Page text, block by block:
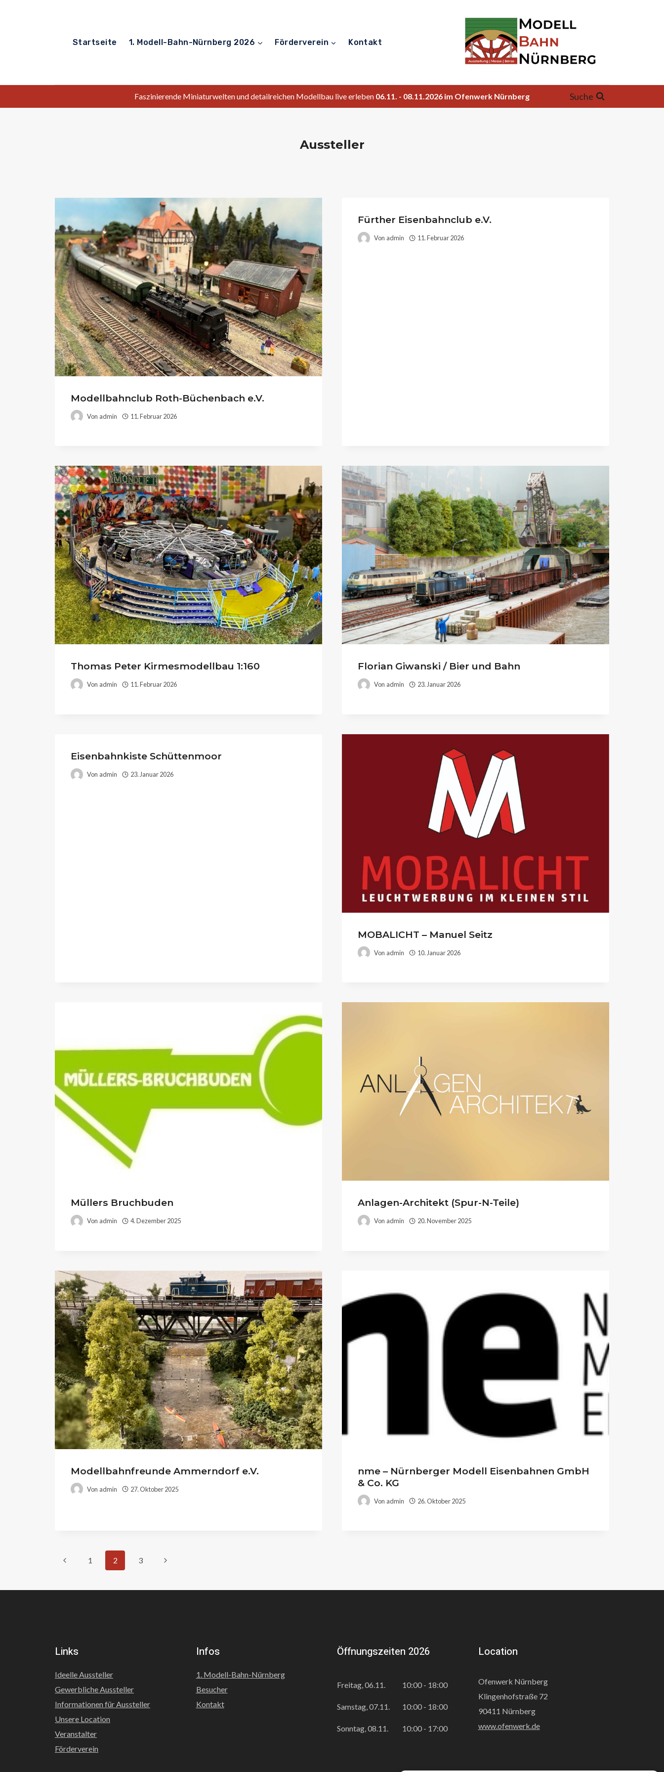
Startseite 1. Modell-Bahn-Nürnberg 2026 Förderverein Kontakt
Faszinierende Miniaturwelten und detailreichen Modellbau live erleben 06.11. - 08.11.2026 im Ofenwerk Nürnberg Suche
Aussteller
Modellbahnclub Roth-Büchenbach e.V.
Von admin 11. Februar 2026
Fürther Eisenbahnclub e.V.
Von admin 11. Februar 2026
Thomas Peter Kirmesmodellbau 1:160
Von admin 11. Februar 2026
Florian Giwanski / Bier und Bahn
Von admin 23. Januar 2026
Eisenbahnkiste Schüttenmoor
Von admin 23. Januar 2026
MOBALICHT – Manuel Seitz
Von admin 10. Januar 2026
Müllers Bruchbuden
Von admin 4. Dezember 2025
Anlagen-Architekt (Spur-N-Teile)
Von admin 20. November 2025
Modellbahnfreunde Ammerndorf e.V.
Von admin 27. Oktober 2025
nme – Nürnberger Modell Eisenbahnen GmbH
& Co. KG
Von admin 26. Oktober 2025
Seitennavigation
Vorherige
1 2 3
Nächste
Links
Ideelle Aussteller
Gewerbliche Aussteller
Informationen für Aussteller
Unsere Location
Veranstalter
Förderverein
Infos
1. Modell-Bahn-Nürnberg
Besucher
Kontakt
Öffnungszeiten 2026
Freitag, 06.11. 10:00 - 18:00
Samstag, 07.11. 10:00 - 18:00
Sonntag, 08.11. 10:00 - 17:00
Location
Ofenwerk Nürnberg
Klingenhofstraße 72
90411 Nürnberg
www.ofenwerk.de